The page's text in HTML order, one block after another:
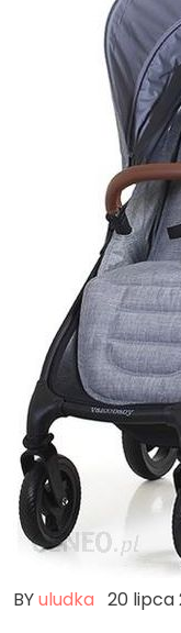
BYuludka 20 lipca